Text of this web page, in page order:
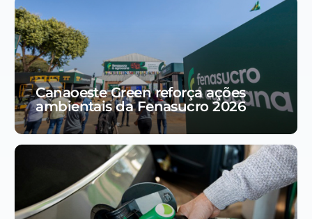
Canaoeste Green reforça ações
ambientais da Fenasucro 2026